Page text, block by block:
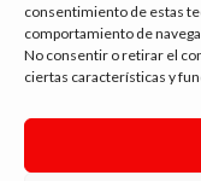
consentimiento de estas
comportamiento de
No consentir o retirar el
ciertas características y
tienda vapeo málaga